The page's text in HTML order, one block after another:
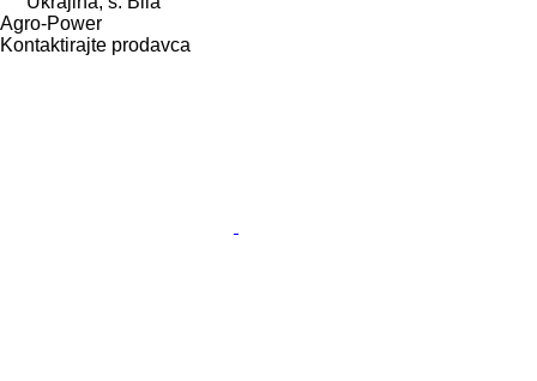
Agro-Power
Kontaktirajte prodavca